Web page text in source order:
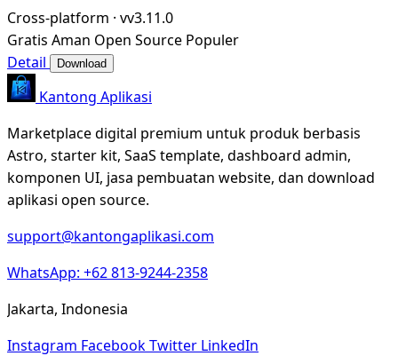
Cross-platform · vv3.11.0
Gratis Aman Open Source Populer
Detail
Download
Kantong Aplikasi
Marketplace digital premium untuk produk berbasis
Astro, starter kit, SaaS template, dashboard admin,
komponen UI, jasa pembuatan website, dan download
aplikasi open source.
support@kantongaplikasi.com
WhatsApp: +62 813-9244-2358
Jakarta, Indonesia
Instagram FacebookTwitter LinkedIn